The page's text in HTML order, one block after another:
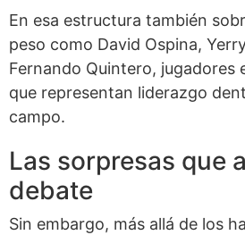
En esa estructura también
peso como David Ospina,
Fernando Quintero, jugadores
que representan liderazgo
campo.
Las sorpresas que
debate
Sin embargo, más allá de los